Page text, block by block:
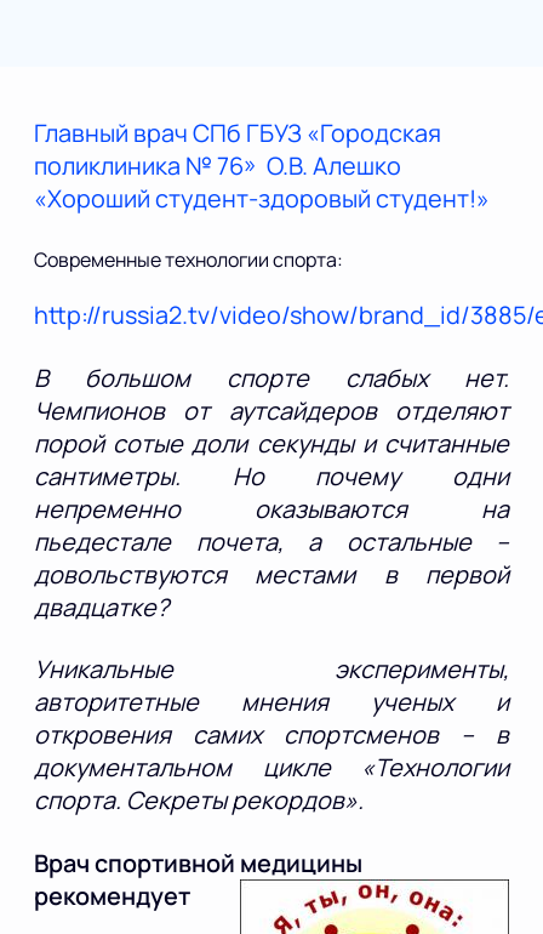
Главный врач СПб ГБУЗ «Городская
поликлиника № 76» О.В. Алешко
«Хороший студент-здоровый студент!»
Cовременные технологии спорта:
http://russia2.tv/video/show/brand_id/
В большом спорте слабых нет.
Чемпионов от аутсайдеров отделяют
порой сотые доли секунды и считанные
сантиметры. Но почему одни
непременно оказываются на
пьедестале почета, а остальные –
довольствуются местами в первой
двадцатке?
Уникальные эксперименты,
авторитетные мнения ученых и
откровения самих спортсменов – в
документальном цикле «Технологии
спорта. Секреты рекордов».
Врач спортивной медицины
рекомендует